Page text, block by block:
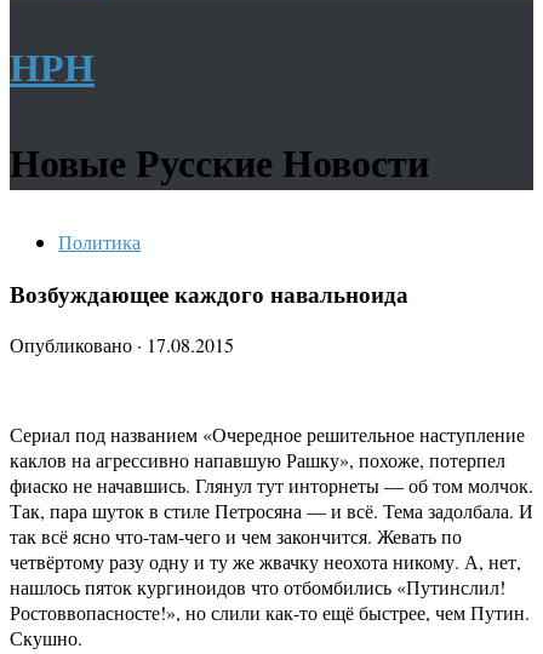
НРН
Новые Русские Новости
Политика
Возбуждающее каждого навальноида
Опубликовано · 17.08.2015
Сериал под названием «Очередное решительное наступление
каклов на агрессивно напавшую Рашку», похоже, потерпел
фиаско не начавшись. Глянул тут инторнеты — об том молчок.
Так, пара шуток в стиле Петросяна — и всё. Тема задолбала. И
так всё ясно что-там-чего и чем закончится. Жевать по
четвёртому разу одну и ту же жвачку неохота никому. А, нет,
нашлось пяток кургиноидов что отбомбились «Путинслил!
Ростоввопасносте!», но слили как-то ещё быстрее, чем Путин.
Скушно.